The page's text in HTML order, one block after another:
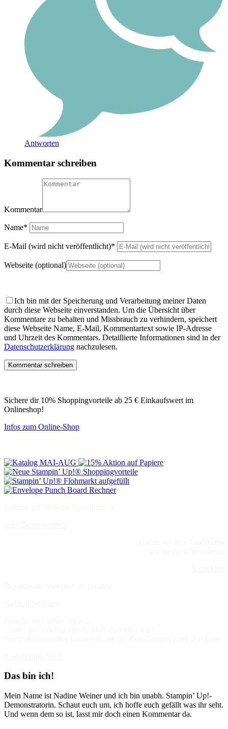
Antworten
Kommentar schreiben
Kommentar
Name*
E-Mail (wird nicht veröffentlicht)*
Webseite (optional)
Ich bin mit der Speicherung und Verarbeitung meiner Daten
durch diese Webseite einverstanden. Um die Übersicht über
Kommentare zu behalten und Missbrauch zu verhindern, speichert
diese Webseite Name, E-Mail, Kommentartext sowie IP-Adresse
und Uhrzeit des Kommentars. Detaillierte Informationen sind in der
Datenschutzerklärung nachzulesen.
Sichere dir 10% Shoppingvorteile ab 25 € Einkaufswert im
Onlineshop!
Infos zum Online-Shop
Das bin ich!
Mein Name ist Nadine Weiner und ich bin unabh. Stampin’ Up!-
Demonstratorin. Schaut euch um, ich hoffe euch gefällt was ihr seht.
Und wenn dem so ist, lasst mir doch einen Kommentar da.